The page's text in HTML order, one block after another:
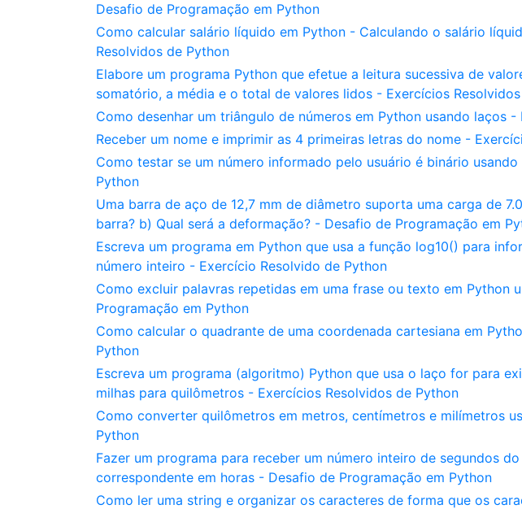
Desafio de Programação em Python
Como calcular salário líquido em Python - Calculando o salário
Resolvidos de Python
Elabore um programa Python que efetue a leitura sucessiva de
somatório, a média e o total de valores lidos - Exercícios
Como desenhar um triângulo de números em Python usando laços
Receber um nome e imprimir as 4 primeiras letras do nome -
Como testar se um número informado pelo usuário é binário
Python
Uma barra de aço de 12,7 mm de diâmetro suporta uma carga de
barra? b) Qual será a deformação? - Desafio de Programação em
Escreva um programa em Python que usa a função log10() para
número inteiro - Exercício Resolvido de Python
Como excluir palavras repetidas em uma frase ou texto em Python
Programação em Python
Como calcular o quadrante de uma coordenada cartesiana em
Python
Escreva um programa (algoritmo) Python que usa o laço for para
milhas para quilômetros - Exercícios Resolvidos de Python
Como converter quilômetros em metros, centímetros e milímetros
Python
Fazer um programa para receber um número inteiro de segundos
correspondente em horas - Desafio de Programação em Python
Como ler uma string e organizar os caracteres de forma que os